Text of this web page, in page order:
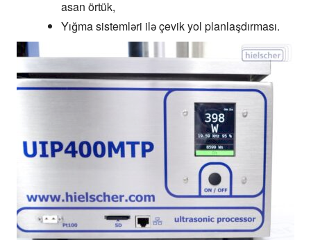
asan örtük,
Yığma sistemləri ilə çevik yol planlaşdırması.